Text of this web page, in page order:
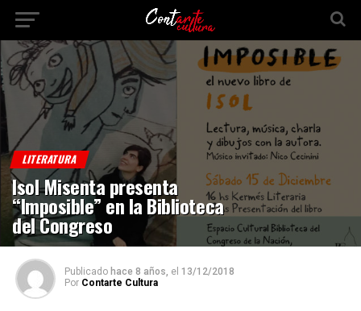
LITERATURA
Isol Misenta presenta
“Imposible” en la Biblioteca
del Congreso
Publicado hace 8 años, el 13/12/2018
Por Contarte Cultura